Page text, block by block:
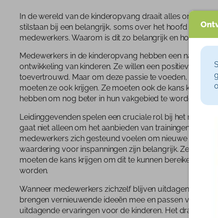
In de wereld van de kinderopvang draait alles om de
stilstaan bij een belangrijk, soms over het hoofd gezien
medewerkers. Waarom is dit zo belangrijk en hoe kun
Medewerkers in de kinderopvang hebben een
ontwikkeling van kinderen. Ze willen een positieve
toevertrouwd. Maar om deze passie te voeden,
moeten ze ook krijgen. Ze moeten ook de kans krijgen
hebben om nog beter in hun vakgebied te worden.
Leidinggevenden spelen een cruciale rol bij het
gaat niet alleen om het aanbieden van trainingen, maar
medewerkers zich gesteund voelen om nieuwe dingen
waardering voor inspanningen zijn belangrijk. Ze
moeten de kans krijgen om dit te kunnen bereiken. Ze
worden.
Wanneer medewerkers zichzelf blijven uitdagen, heeft
brengen vernieuwende ideeën mee en passen
uitdagende ervaringen voor de kinderen. Het draagt